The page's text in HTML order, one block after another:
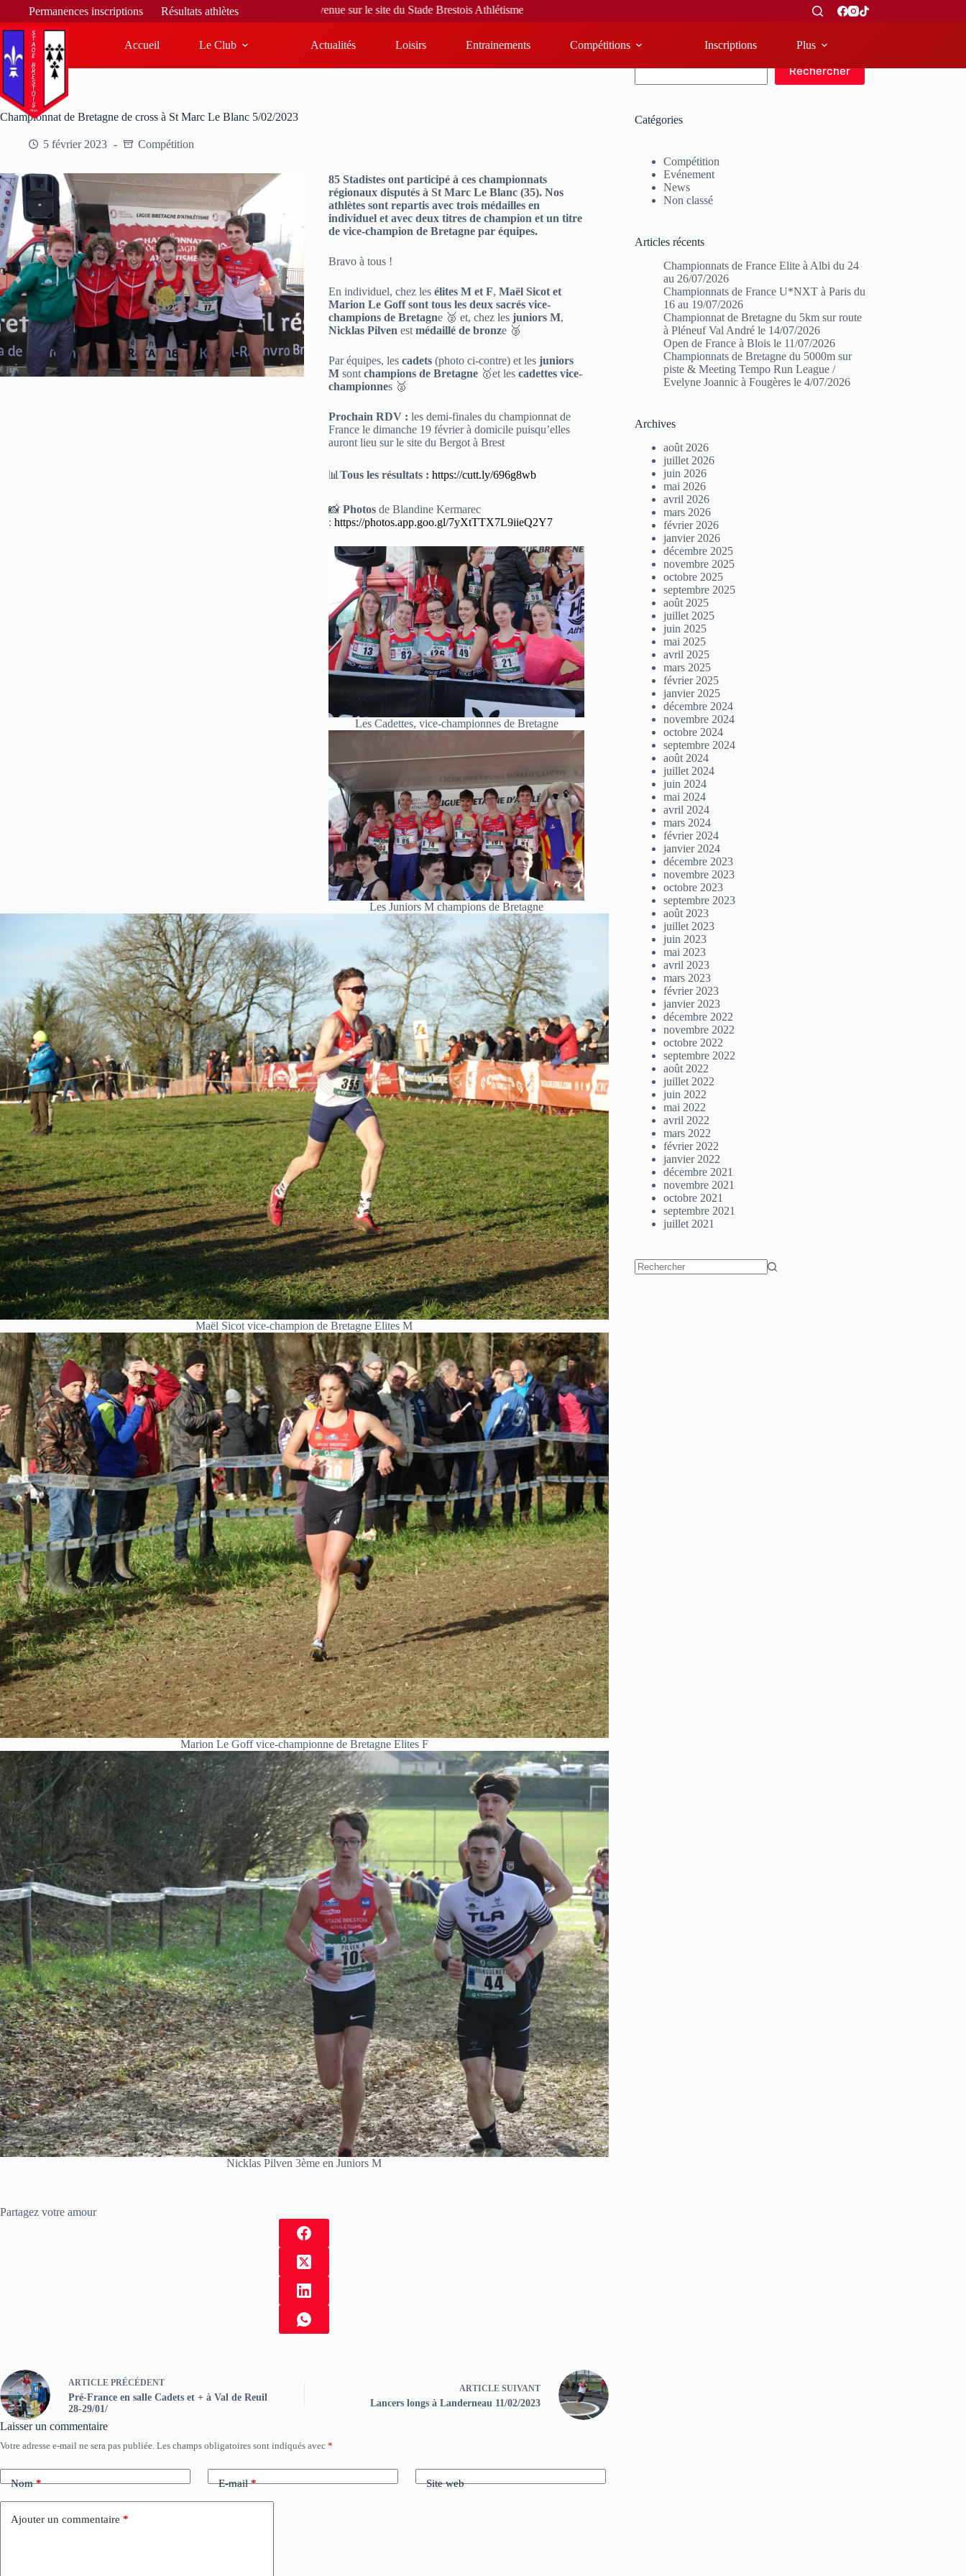
Permanences inscriptions Résultats athlètesBienvenue sur le site du Stade Brestois Athlétisme
Accueil Le Club Actualités Loisirs Entrainements Compétitions Inscriptions Plus
Championnat de Bretagne de cross à St Marc Le Blanc 5/02/2023
5 février 2023 Compétition
85 Stadistes ont participé à ces championnats
régionaux disputés à St Marc Le Blanc (35). Nos
athlètes sont repartis avec trois médailles en
individuel et avec deux titres de champion et un titre
de vice-champion de Bretagne par équipes.
Bravo à tous !
En individuel, chez lesélites M et F,Maël Sicot et
Marion Le Goff sont tous les deux sacrés vice-
champions de Bretagne 🥈 et, chez lesjuniors M,
Nicklas Pilven estmédaillé de bronze 🥉
Par équipes, lescadets (photo ci-contre) et lesjuniors
M sontchampions de Bretagne 🥇et lescadettes vice-
championnes 🥈
Prochain RDV :les demi-finales du championnat de
France le dimanche 19 février à domicile puisqu’elles
auront lieu sur le site du Bergot à Brest
📊Tous les résultats :https://cutt.ly/696g8wb
📸Photos de Blandine Kermarec
:https://photos.app.goo.gl/7yXtTTX7L9iieQ2Y7
Les Cadettes, vice-championnes de Bretagne
Les Juniors M champions de Bretagne
Maël Sicot vice-champion de Bretagne Elites M
Marion Le Goff vice-championne de Bretagne Elites F
Nicklas Pilven 3ème en Juniors M
Partagez votre amour
ARTICLE PRÉCÉDENT
Pré-France en salle Cadets et + à Val de Reuil
28-29/01/
ARTICLESUIVANT
Lancers longs à Landerneau 11/02/2023
Laisser un commentaire
Votre adresse e-mail ne sera pas publiée. Les champs obligatoires sont indiqués avec *
Nom* E-mail* Site web
Ajouter un commentaire *
Rechercher
Rechercher
Catégories
Compétition
Evénement
News
Non classé
Articles récents
Championnats de France Elite à Albi du 24
au 26/07/2026
Championnats de France U*NXT à Paris du
16 au 19/07/2026
Championnat de Bretagne du 5km sur route
à Pléneuf Val André le 14/07/2026
Open de France à Blois le 11/07/2026
Championnats de Bretagne du 5000m sur
piste & Meeting Tempo Run League /
Evelyne Joannic à Fougères le 4/07/2026
Archives
août 2026
juillet 2026
juin 2026
mai 2026
avril 2026
mars 2026
février 2026
janvier 2026
décembre 2025
novembre 2025
octobre 2025
septembre 2025
août 2025
juillet 2025
juin 2025
mai 2025
avril 2025
mars 2025
février 2025
janvier 2025
décembre 2024
novembre 2024
octobre 2024
septembre 2024
août 2024
juillet 2024
juin 2024
mai 2024
avril 2024
mars 2024
février 2024
janvier 2024
décembre 2023
novembre 2023
octobre 2023
septembre 2023
août 2023
juillet 2023
juin 2023
mai 2023
avril 2023
mars 2023
février 2023
janvier 2023
décembre 2022
novembre 2022
octobre 2022
septembre 2022
août 2022
juillet 2022
juin 2022
mai 2022
avril 2022
mars 2022
février 2022
janvier 2022
décembre 2021
novembre 2021
octobre 2021
septembre 2021
juillet 2021